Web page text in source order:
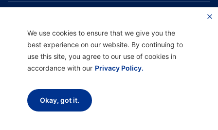
Providence Health Assurance es un HMO, HMO-POS y HMO SNP con contratos
depende de la renovación del contrato.
Aviso sobre prácticas de privacidad |
Copyright © 2026 Providence Health Plan, Providence Plan Partners y
We use cookies to ensure that we give you the
best experience on our website. By continuing to
use this site, you agree to our use of cookies in
accordance with our Privacy Policy.
Okay, got it.